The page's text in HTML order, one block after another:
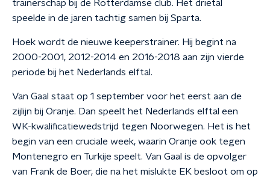
trainerschap bij de Rotterdamse club. Het drietal
speelde in de jaren tachtig samen bij Sparta.
Hoek wordt de nieuwe keeperstrainer. Hij begint na
2000-2001, 2012-2014 en 2016-2018 aan zijn vierde
periode bij het Nederlands elftal.
Van Gaal staat op 1 september voor het eerst aan de
zijlijn bij Oranje. Dan speelt het Nederlands elftal een
WK-kwalificatiewedstrijd tegen Noorwegen. Het is het
begin van een cruciale week, waarin Oranje ook tegen
Montenegro en Turkije speelt. Van Gaal is de opvolger
van Frank de Boer, die na het mislukte EK besloot om op